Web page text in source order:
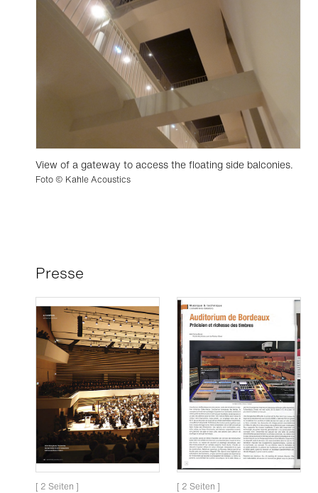
View of a gateway to access the floating side balconies.
Foto © Kahle Acoustics
Presse
[ 2 Seiten ] [ 2 Seiten ]